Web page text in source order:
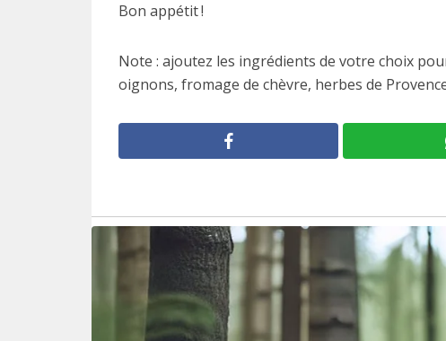
Bon appétit !
Note : ajoutez les ingrédients de votre choix
oignons, fromage de chèvre, herbes de